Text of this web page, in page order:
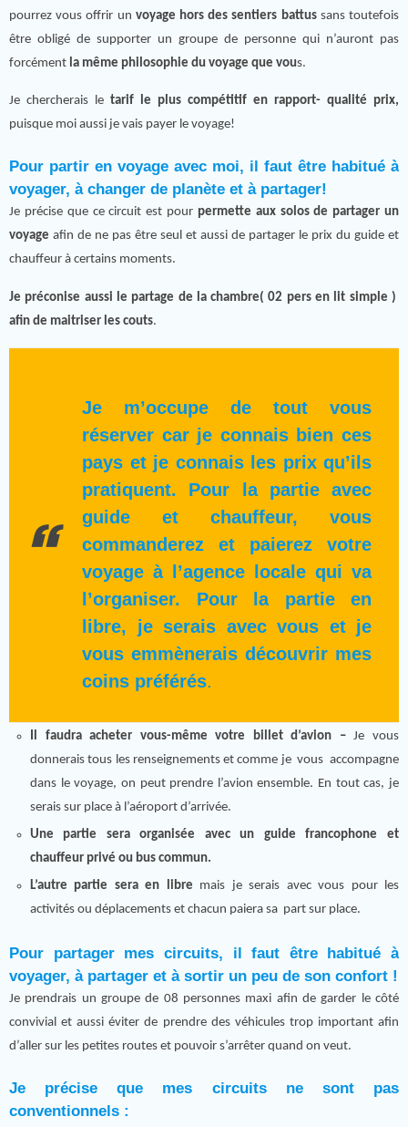
pourrez vous offrir un voyage hors des sentiers battus sans toutefois
être obligé de supporter un groupe de personne qui n’auront pas
forcément la même philosophie du voyage que vous.
Je chercherais le tarif le plus compétitif en rapport- qualité prix,
puisque moi aussi je vais payer le voyage!
Pour partir en voyage avec moi, il faut être habitué à
voyager, à changer de planète et à partager!
Je précise que ce circuit est pour permette aux solos de partager un
voyage afin de ne pas être seul et aussi de partager le prix du guide et
chauffeur à certains moments.
Je préconise aussi le partage de la chambre( 02 pers en lit simple )
afin de maitriser les couts.
Je m’occupe de tout vous
réserver car je connais bien ces
pays et je connais les prix qu’ils
pratiquent. Pour la partie avec
guide et chauffeur, vous
commanderez et paierez votre
voyage à l’agence locale qui va
l’organiser. Pour la partie en
libre, je serais avec vous et je
vous emmènerais découvrir mes
coins préférés.
Il faudra acheter vous-même votre billet d’avion –Je vous
donnerais tous les renseignements et comme je vous accompagne
dans le voyage, on peut prendre l’avion ensemble. En tout cas, je
serais sur place à l’aéroport d’arrivée.
Une partie sera organisée avec un guide francophone et
chauffeur privé ou bus commun.
L’autre partie sera en libre mais je serais avec vous pour les
activités ou déplacements et chacun paiera sa part sur place.
Pour partager mes circuits, il faut être habitué à
voyager, à partager et à sortir un peu de son confort !
Je prendrais un groupe de 08 personnes maxi afin de garder le côté
convivial et aussi éviter de prendre des véhicules trop important afin
d’aller sur les petites routes et pouvoir s’arrêter quand on veut.
Je précise que mes circuits ne sont pas
conventionnels :